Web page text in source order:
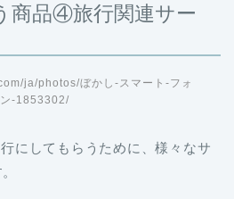
商品④旅行関連サー
ja/photos/ぼかし-スマート-フォ
ン-1853302/
にしてもらうために、様々なサ